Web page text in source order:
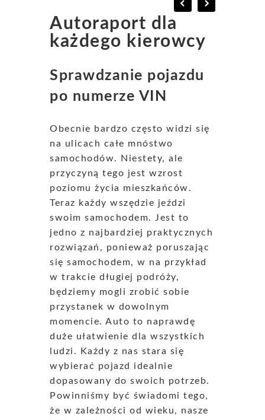
Autoraport dla
każdego kierowcy
Sprawdzanie pojazdu
po numerze VIN
Obecnie bardzo często widzi się
na ulicach całe mnóstwo
samochodów. Niestety, ale
przyczyną tego jest wzrost
poziomu życia mieszkańców.
Teraz każdy wszędzie jeździ
swoim samochodem. Jest to
jedno z najbardziej praktycznych
rozwiązań, ponieważ poruszając
się samochodem, w na przykład
w trakcie długiej podróży,
będziemy mogli zrobić sobie
przystanek w dowolnym
momencie. Auto to naprawdę
duże ułatwienie dla wszystkich
ludzi. Każdy z nas stara się
wybierać pojazd idealnie
dopasowany do swoich potrzeb.
Powinniśmy być świadomi tego,
że w zależności od wieku, nasze